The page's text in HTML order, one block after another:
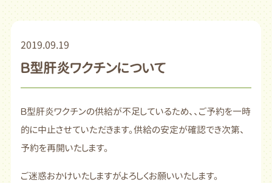
2019.09.19
Ｂ型肝炎ワクチンについて
Ｂ型肝炎ワクチンの供給が不足しているため、、ご予約を一時
的に中止させていただきます。供給の安定が確認でき次第、
予約を再開いたします。
ご迷惑おかけいたしますがよろしくお願いいたします。